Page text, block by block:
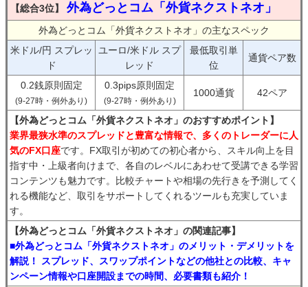
【総合3位】 外為どっとコム「外貨ネクストネオ」
外為どっとコム「外貨ネクストネオ」の主なスペック
米ドル/円 スプレッ
ド
ユーロ/米ドル スプ
レッド
最低取引単
位
通貨ペア数
0.2銭原則固定
(9-27時・例外あり)
0.3pips原則固定
(9-27時・例外あり)
1000通貨 42ペア
【外為どっとコム「外貨ネクストネオ」のおすすめポイント】
業界最狭水準のスプレッドと豊富な情報で、多くのトレーダーに人
気のFX口座です。FX取引が初めての初心者から、スキル向上を目
指す中・上級者向けまで、各自のレベルにあわせて受講できる学習
コンテンツも魅力です。比較チャートや相場の先行きを予測してく
れる機能など、取引をサポートしてくれるツールも充実していま
す。
【外為どっとコム「外貨ネクストネオ」の関連記事】
■外為どっとコム「外貨ネクストネオ」のメリット・デメリットを
解説！ スプレッド、スワップポイントなどの他社との比較、キャ
ンペーン情報や口座開設までの時間、必要書類も紹介！